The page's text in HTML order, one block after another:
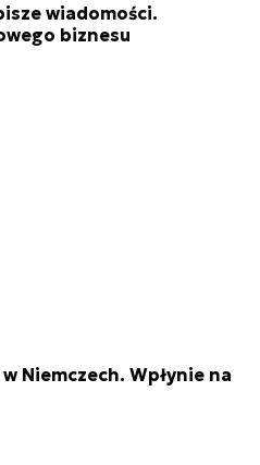
wiadomości.
biznesu
Niemczech. Wpłynie na